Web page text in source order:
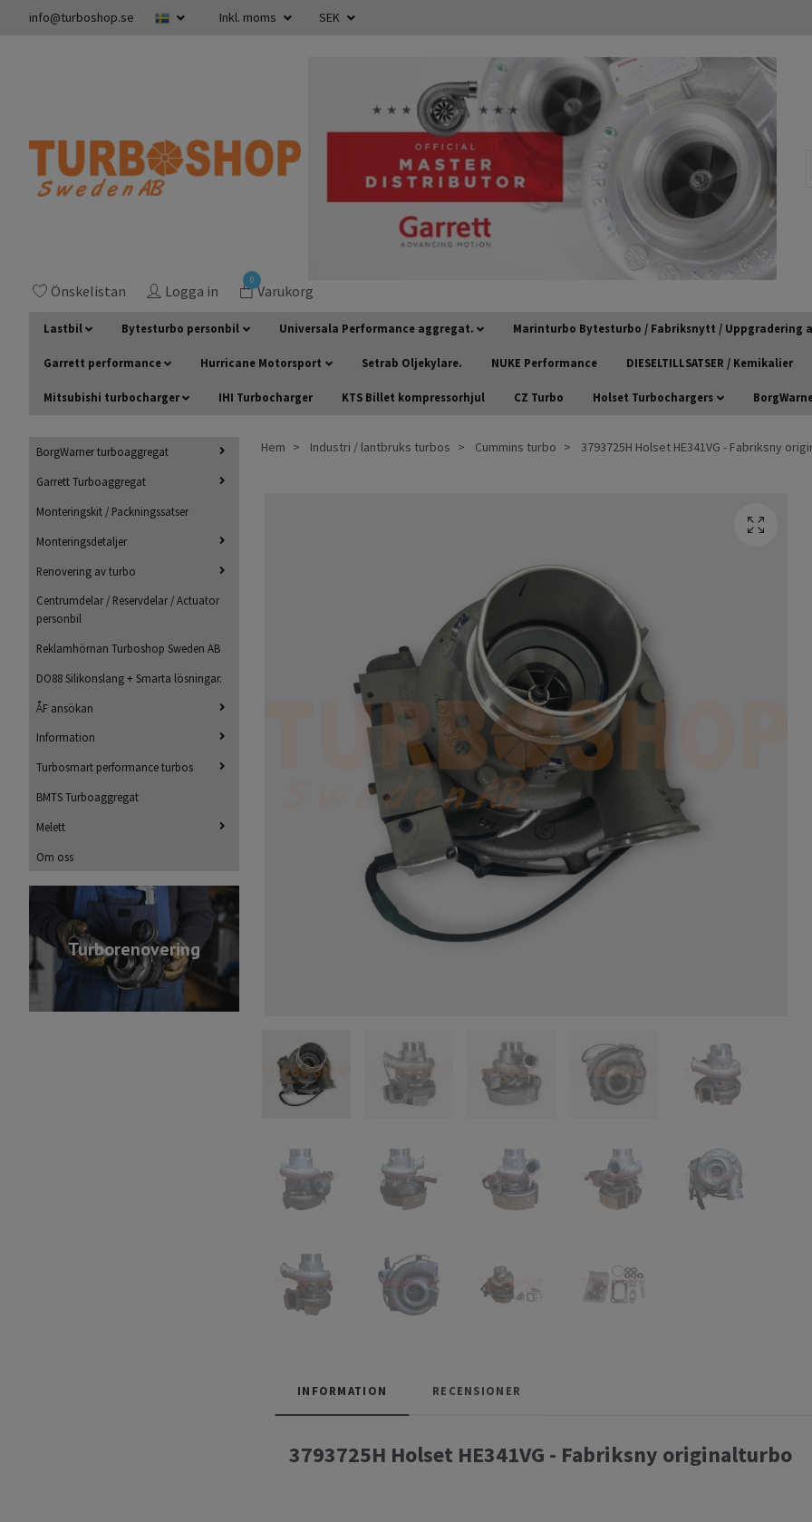
info@turboshop.se Inkl. moms SEK
Önskelistan Logga in
0
Varukorg
Lastbil Bytesturbo personbil Universala Performance aggregat. Marinturbo Bytesturbo / Fabriksnytt / Uppgradering
Garrett performance Hurricane Motorsport Setrab Oljekylare. NUKE Performance DIESELTILLSATSER / Kemikalier
Mitsubishi turbocharger IHI Turbocharger KTS Billet kompressorhjul CZ Turbo Holset Turbochargers
BorgWarner turboaggregat
Garrett Turboaggregat
Monteringskit / Packningssatser
Monteringsdetaljer
Renovering av turbo
Centrumdelar / Reservdelar / Actuator
personbil
Reklamhörnan Turboshop Sweden AB
DO88 Silikonslang + Smarta lösningar.
ÅF ansökan
Information
Turbosmart performance turbos
BMTS Turboaggregat
Melett
Om oss
Turborenovering
Hem Industri / lantbruks turbos Cummins turbo 3793725H Holset HE341VG - Fabriksny
INFORMATION RECENSIONER
3793725H Holset HE341VG - Fabriksny originalturbo